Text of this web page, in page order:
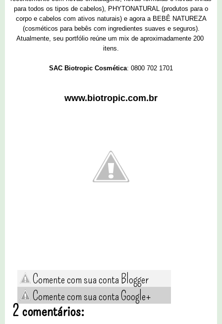
para todos os tipos de cabelos), PHYTONATURAL (produtos para o
corpo e cabelos com ativos naturais) e agora a BEBÊ NATUREZA
(cosméticos para bebês com ingredientes suaves e seguros).
Atualmente, seu portfólio reúne um mix de aproximadamente 200
itens.
SAC Biotropic Cosmética: 0800 702 1701
www.biotropic.com.br
Comente com sua conta Blogger
Comente com sua conta Google+
2 comentários: